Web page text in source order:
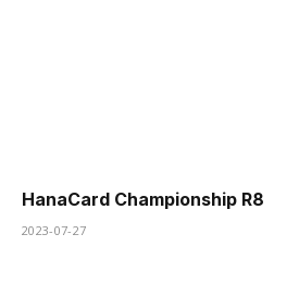
HanaCard Championship R8
2023-07-27